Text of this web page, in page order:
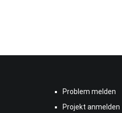
Problem melden
Projekt anmelden